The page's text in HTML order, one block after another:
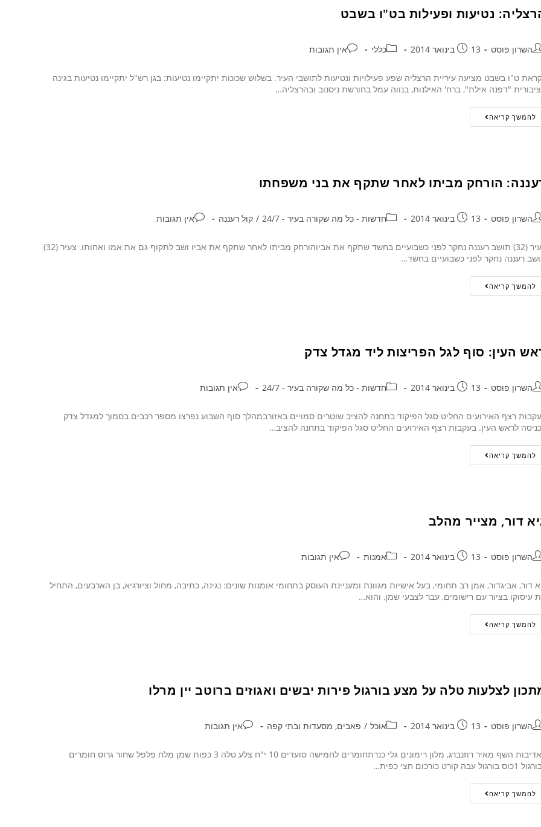
נטיעות ופעילות בט"ו בשבט
השרון פוסט 13 בינואר 2014 כללי אין תגובות
ט"ו בשבט מציעה עיריית הרצליה שפע פעילויות ונטיעות לתושבי העיר. בשלוש שכונות יתקיימו נטיעות: בגן רש"ל יתקיימו נטיעות בגינה
"דפנה אילת", ברח' האילנות, בנווה עמל בחורשת ניסנוב ובהרצליה…
להמשך קריאה
הורחק מביתו לאחר שתקף את בני משפחתו
השרון פוסט 13 בינואר 2014 חדשות - כל מה שקורה בעיר - 24/7 / קול רעננה אין תגובות
צעיר (32) תושב רעננה נחקר לפני כשבועיים בחשד שתקף את אביוהורחק מביתו לאחר שתקף את אביו ושב לתקוף גם את אמו ואחותו. צעיר (32)
רעננה נחקר לפני כשבועיים בחשד…
להמשך קריאה
העין: סוף לגל הפריצות ליד מגדל צדק
השרון פוסט 13 בינואר 2014 חדשות - כל מה שקורה בעיר - 24/7 אין תגובות
רצף האירועים החליט סגל הפיקוד בתחנה להציב שוטרים סמויים באזורבמהלך סוף השבוע נפרצו מספר רכבים בסמוך למגדל צדק
לראש העין. בעקבות רצף האירועים החליט סגל הפיקוד בתחנה להציב…
להמשך קריאה
דור, מצייר מהלב
השרון פוסט 13 בינואר 2014 אמנות אין תגובות
דור, אביגדור, אמן רב תחומי, בעל אישיות מגוונת ומעניינת העוסק בתחומי אומנות שונים: נגינה, כתיבה, מחול וציורגיא, בן הארבעים, התחיל
עיסוקו בציור עם רישומים, עבר לצבעי שמן, והוא…
להמשך קריאה
לצלעות טלה על מצע בורגול פירות יבשים ואגוזים ברוטב יין מרלו
השרון פוסט 13 בינואר 2014 אוכל / פאבים, מסעדות ובתי קפה אין תגובות
באדיבות השף מאיר רוזנברג, מלון רימונים גלי כנרתחומרים לחמישה סועדים 10 י"ח צלע טלה 3 כפות שמן מלח פלפל שחור גרוס חומרים
בורגול עבה קורט כורכום חצי כפית…
להמשך קריאה